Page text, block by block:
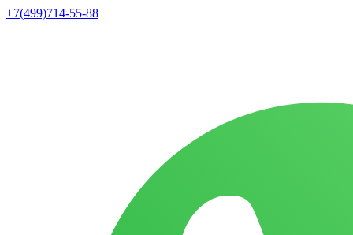
+7(499)714-55-88